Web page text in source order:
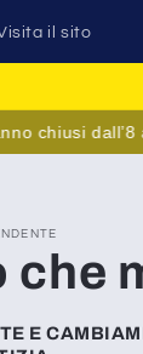
il sito
dall’8 al
che
E